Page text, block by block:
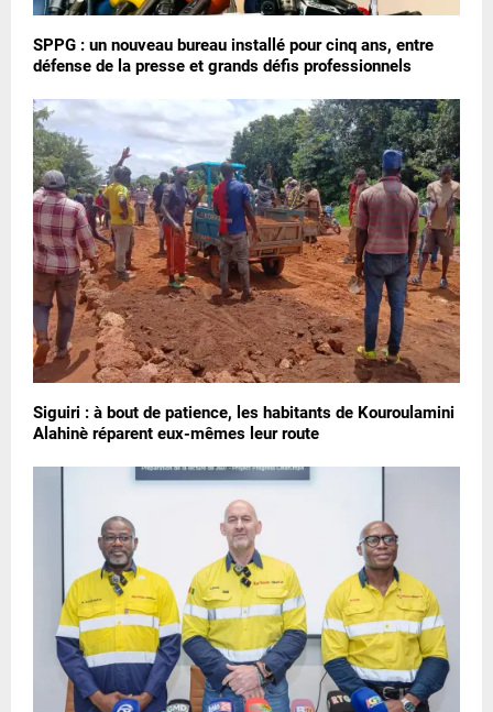
SPPG : un nouveau bureau installé pour cinq ans, entre
défense de la presse et grands défis professionnels
Siguiri : à bout de patience, les habitants de Kouroulamini
Alahinè réparent eux-mêmes leur route